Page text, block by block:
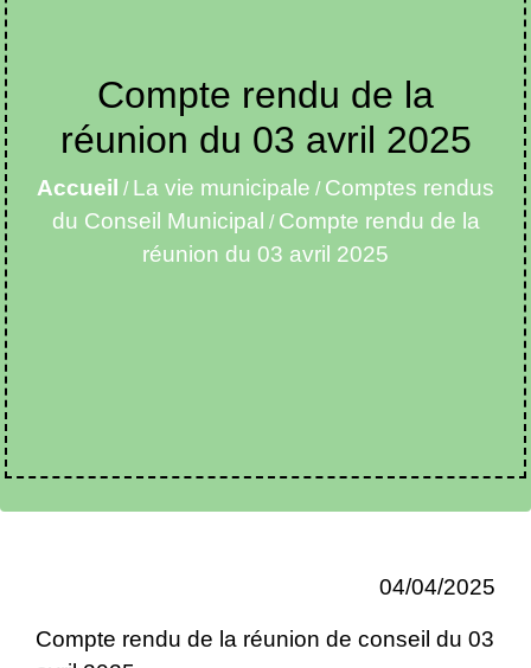
Compte rendu de la
réunion du 03 avril 2025
Accueil / La vie municipale / Comptes rendus
du Conseil Municipal / Compte rendu de la
réunion du 03 avril 2025
04/04/2025
Compte rendu de la réunion de conseil du 03